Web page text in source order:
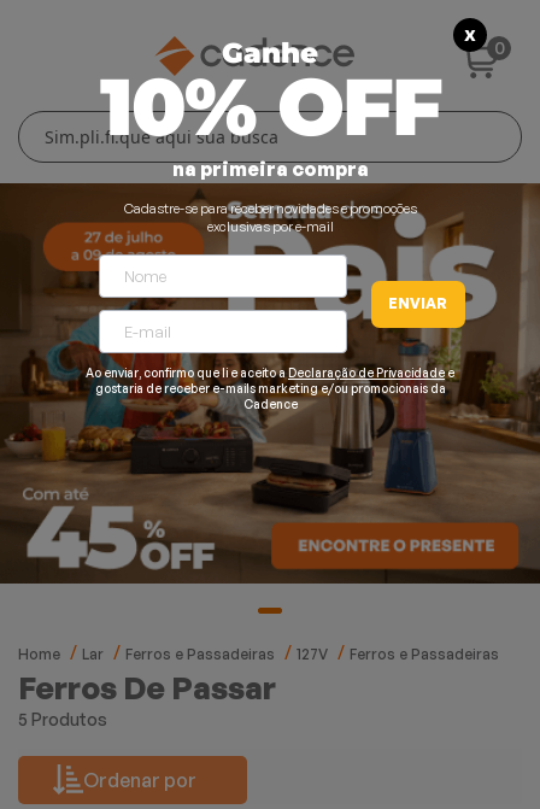
0
Home Lar Ferros e Passadeiras 127V Ferros e Passadeiras
Ferros De Passar
5 Produtos
Ordenar por
X
Ganhe
10% OFF
na primeira compra
Cadastre-se para receber novidades e promoções
exclusivas por e-mail
ENVIAR
Ao enviar, confirmo que li e aceito a Declaração de Privacidadee
gostaria de receber e-mails marketing e/ou promocionais da
Cadence
Cozinha
Blenders
Liquidificadores
Grills e Sanduicheiras
Chaleiras Elétricas
Cafeteiras
Fritadeiras
Mixers
Panelas Elétricas
Lar
Ferros e Passadeiras
Conforto Térmico
Aquecedores
Climatizadores
Ventiladores
Cuidados Pessoais
Escovas Secadoras
Secadores
Cortadores de Cabelo
Pranchas